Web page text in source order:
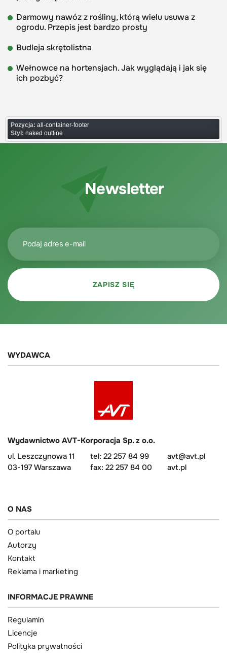
Darmowy nawóz z rośliny, którą wielu usuwa z
ogrodu. Przepis jest bardzo prosty
Budleja skrętolistna
Wełnowce na hortensjach. Jak wyglądają i jak się
ich pozbyć?
Pozycja: all-container-footer
Styl: naked outline
Newsletter
WYDAWCA
Wydawnictwo AVT-Korporacja Sp. z o.o.
ul. Leszczynowa 11
03-197 Warszawa
tel: 22 257 84 99
fax: 22 257 84 00
avt@avt.pl
avt.pl
O NAS
O portalu
Autorzy
Kontakt
Reklama i marketing
INFORMACJE PRAWNE
Regulamin
Licencje
Polityka prywatności